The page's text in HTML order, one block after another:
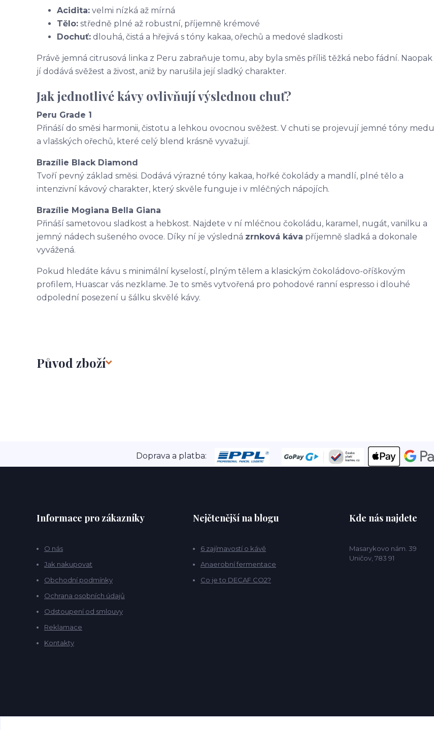
Acidita: velmi nízká až mírná
Tělo: středně plné až robustní, příjemně krémové
Dochuť: dlouhá, čistá a hřejivá s tóny kakaa, ořechů a medové sladkosti
Právě jemná citrusová linka z Peru zabraňuje tomu, aby byla směs příliš těžká nebo fádní. Naopak
jí dodává svěžest a živost, aniž by narušila její sladký charakter.
Jak jednotlivé kávy ovlivňují výslednou chuť?
Peru Grade 1
Přináší do směsi harmonii, čistotu a lehkou ovocnou svěžest. V chuti se projevují jemné tóny medu
a vlašských ořechů, které celý blend krásně vyvažují.
Brazílie Black Diamond
Tvoří pevný základ směsi. Dodává výrazné tóny kakaa, hořké čokolády a mandlí, plné tělo a
intenzivní kávový charakter, který skvěle funguje i v mléčných nápojích.
Brazílie Mogiana Bella Giana
Přináší sametovou sladkost a hebkost. Najdete v ní mléčnou čokoládu, karamel, nugát, vanilku a
jemný nádech sušeného ovoce. Díky ní je výsledná zrnková káva příjemně sladká a dokonale
vyvážená.
Pokud hledáte kávu s minimální kyselostí, plným tělem a klasickým čokoládovo-oříškovým
profilem, Huascar vás nezklame. Je to směs vytvořená pro pohodové ranní espresso i dlouhé
odpolední posezení u šálku skvělé kávy.
Původ zboží
Doprava a platba:
Informace pro zákazníky
O nás
Jak nakupovat
Obchodní podmínky
Ochrana osobních údajů
Odstoupení od smlouvy
Reklamace
Kontakty
Nejčtenější na blogu
6 zajímavostí o kávě
Anaerobní fermentace
Co je to DECAF CO2?
Kde nás najdete
Masarykovo nám. 39
Uničov, 783 91